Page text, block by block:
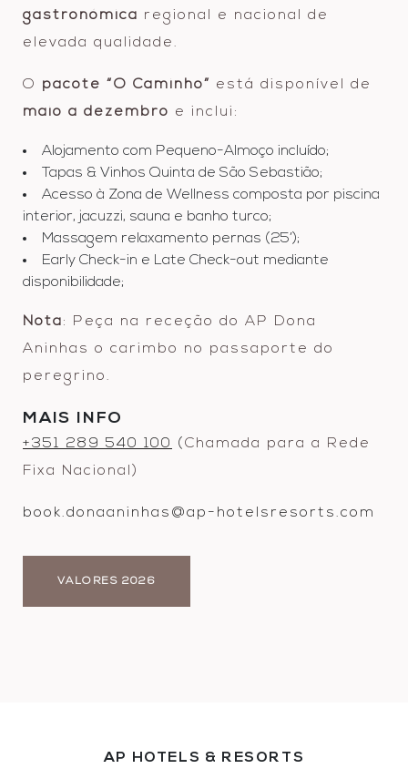
gastronómica regional e nacional de
elevada qualidade.
O pacote “O Caminho” está disponível de
maio a dezembro e inclui:
Alojamento com Pequeno-Almoço incluído;
Tapas & Vinhos Quinta de São Sebastião;
Acesso à Zona de Wellness composta por piscina
interior, jacuzzi, sauna e banho turco;
Massagem relaxamento pernas (25’);
Early Check-in e Late Check-out mediante
disponibilidade;
Nota: Peça na receção do AP Dona
Aninhas o carimbo no passaporte do
peregrino.
MAIS INFO
+351 289 540 100 ( Chamada para a Rede
Fixa Nacional)
book.donaaninhas@ap-hotelsresorts.com
VALORES 2026
AP HOTELS & RESORTS